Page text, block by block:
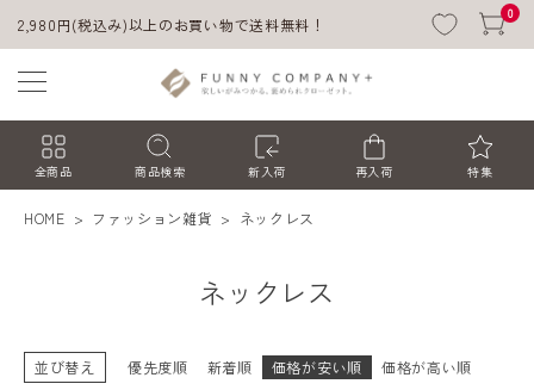
2,980円(税込み)以上のお買い物で送料無料！
0
全商品 商品検索 新入荷 再入荷 特集
HOME ファッション雑貨 ネックレス
ネックレス
並び替え 優先度順 新着順 価格が安い順 価格が高い順